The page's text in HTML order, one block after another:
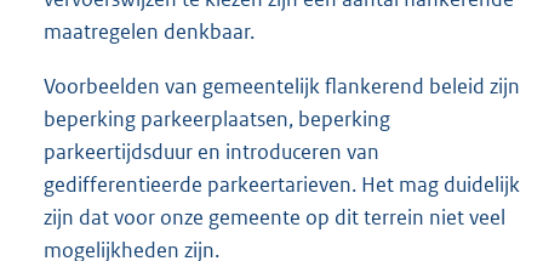
maatregelen denkbaar.
Voorbeelden van gemeentelijk flankerend beleid zijn
beperking parkeerplaatsen, beperking
parkeertijdsduur en introduceren van
gedifferentieerde parkeertarieven. Het mag duidelijk
zijn dat voor onze gemeente op dit terrein niet veel
mogelijkheden zijn.